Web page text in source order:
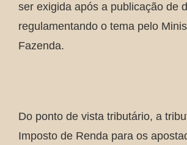
ser exigida após a publicação de
regulamentando o tema pelo
Fazenda.
Do ponto de vista tributário, a
Imposto de Renda para os